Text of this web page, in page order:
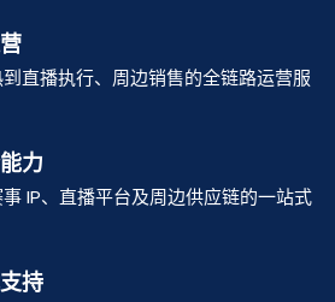
直播执行、周边销售的全链路运营服
力
IP、直播平台及周边供应链的一站式
持